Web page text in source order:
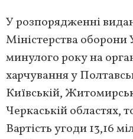
У розпорядженні
Міністерства оборони
минулого року на
харчування у
Київській,
Черкаській областях,
Вартість угоди 13,16